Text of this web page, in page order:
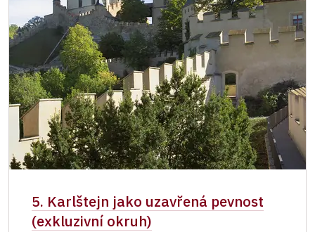
5. Karlštejn jako uzavřená pevnost
(exkluzivní okruh)